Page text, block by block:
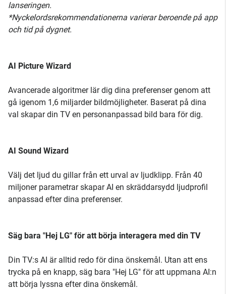
lanseringen.
*Nyckelordsrekommendationerna varierar beroende på app
och tid på dygnet.
AI Picture Wizard
Avancerade algoritmer lär dig dina preferenser genom att
gå igenom 1,6 miljarder bildmöjligheter. Baserat på dina
val skapar din TV en personanpassad bild bara för dig.
AI Sound Wizard
Välj det ljud du gillar från ett urval av ljudklipp. Från 40
miljoner parametrar skapar AI en skräddarsydd ljudprofil
anpassad efter dina preferenser.
Säg bara "Hej LG" för att börja interagera med din TV
Din TV:s AI är alltid redo för dina önskemål. Utan att ens
trycka på en knapp, säg bara "Hej LG" för att uppmana AI:n
att börja lyssna efter dina önskemål.